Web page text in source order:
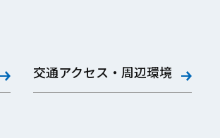
交通アクセス・周辺環境